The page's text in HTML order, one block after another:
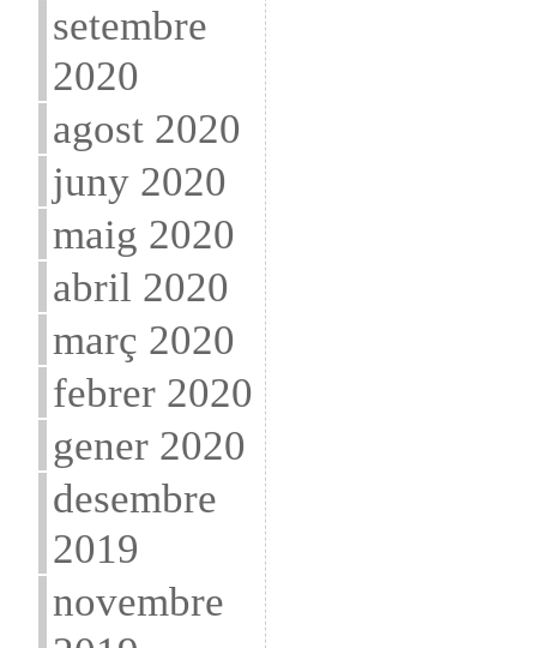
setembre
2020
agost 2020
juny 2020
maig 2020
abril 2020
març 2020
febrer 2020
gener 2020
desembre
2019
novembre